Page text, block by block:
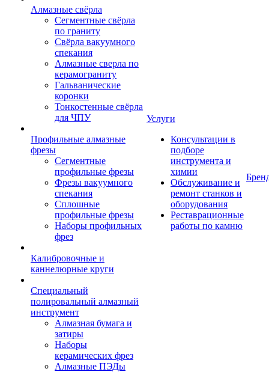
Алмазные свёрла
Сегментные свёрла
по граниту
Свёрла вакуумного
спекания
Алмазные сверла по
керамограниту
Гальванические
коронки
Тонкостенные свёрла
для ЧПУ
Профильные алмазные
фрезы
Сегментные
профильные фрезы
Фрезы вакуумного
спекания
Сплошные
профильные фрезы
Наборы профильных
фрез
Калибровочные и
каннелюрные круги
Специальный
полировальный алмазный
инструмент
Алмазная бумага и
затиры
Наборы
керамических фрез
Алмазные ПЭДы
Услуги
Консультации в
подборе
инструмента и
химии
Обслуживание и
ремонт станков и
оборудования
Реставрационные
работы по камню